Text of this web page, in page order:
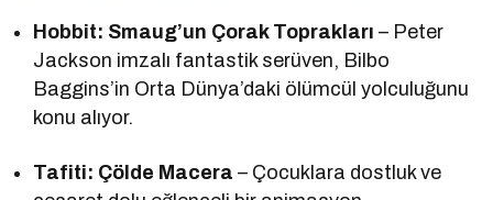
Hobbit: Smaug’un Çorak Toprakları – Peter
Jackson imzalı fantastik serüven, Bilbo
Baggins’in Orta Dünya’daki ölümcül yolculuğunu
konu alıyor.
Tafiti: Çölde Macera – Çocuklara dostluk ve